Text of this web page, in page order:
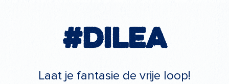
#Dilea
Laat je fantasie de vrije loop!